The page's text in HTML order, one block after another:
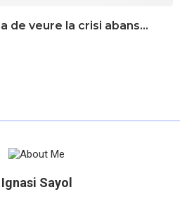
de veure la crisi abans...
Ignasi Sayol